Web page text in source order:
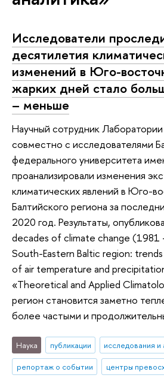
Исследователи
десятилетия
изменений в Юго-
жарких дней стало
– меньше
Научный сотрудник Лаборатории
совместно с исследователями
федерального университета
проанализировали изменения
климатических явлений в Юго-
Балтийского региона за
2020 год. Результаты,
decades of climate change
South-Eastern Baltic region:
of air temperature and
«Theoretical and Applied
регион становится заметно
более частыми и
Наука публикации
исследования и
репортаж о событии
центры